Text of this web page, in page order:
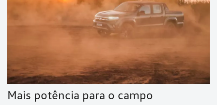
Mais potência para o campo